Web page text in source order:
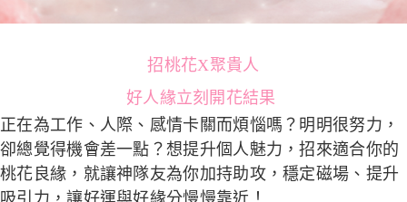
招桃花X聚貴人
好人緣立刻開花結果
正在為工作、人際、感情卡關而煩惱嗎？明明很努力，
卻總覺得機會差一點？想提升個人魅力，招來適合你的
桃花良緣，就讓神隊友為你加持助攻，穩定磁場、提升
吸引力，讓好運與好緣分慢慢靠近！